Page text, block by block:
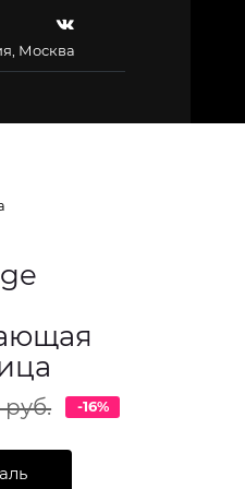
Москва
руб. -16%